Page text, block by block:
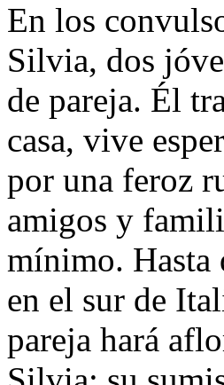
En los
Silvia, dos
de pareja. Él
casa, vive
por una feroz
amigos y
mínimo. Hasta
en el sur de
pareja hará